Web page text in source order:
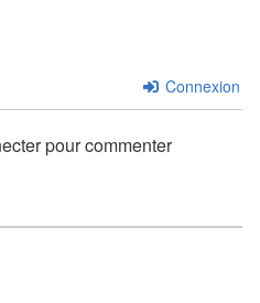
Connexion
pour commenter